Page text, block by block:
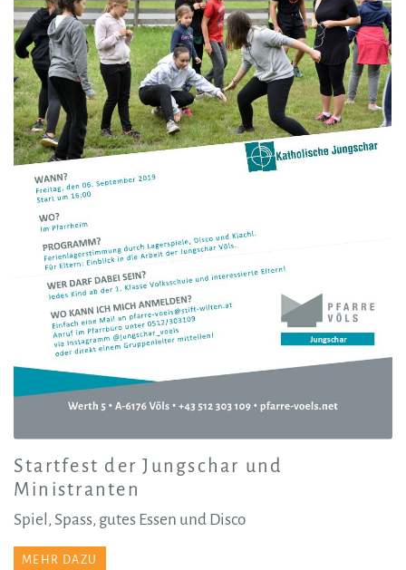
Startfest der Jungschar und
Ministranten
Spiel, Spass, gutes Essen und Disco
MEHR DAZU